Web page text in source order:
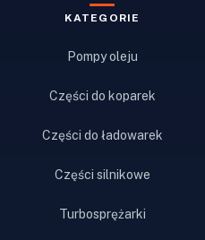
KATEGORIE
Pompy oleju
Części do koparek
Części do ładowarek
Części silnikowe
Turbosprężarki